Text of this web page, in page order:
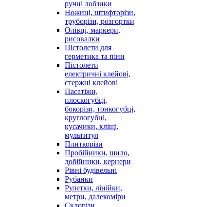
ручні лобзики
Ножиці, штифторізи,
труборізи, розгортки
Олівці, маркери,
рисовалки
Пістолети для
герметика та піни
Пістолети
електричні клейові,
стержні клейові
Пасатіжи,
плоскогубці,
бокорізи, тонкогубці,
круглогубці,
кусачики, кліщі,
мультитул
Плиткорізи
Пробійники, шило,
добійники, кернери
Рівні будівельні
Рубанки
Рулетки, лінійки,
метри, далекоміри
Склорізи